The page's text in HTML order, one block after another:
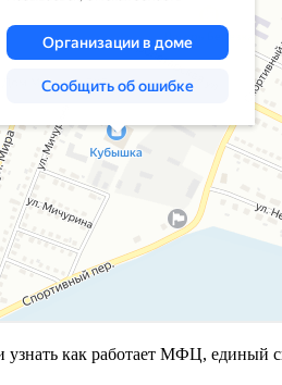
как работает МФЦ, единый